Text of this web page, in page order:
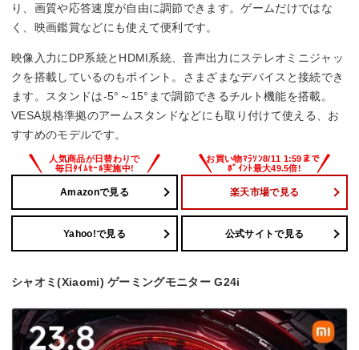
り、画質や応答速度が自由に調節できます。ゲームだけではな
く、映画鑑賞などにも使えて便利です。
映像入力にDP系統とHDMI系統、音声出力にステレオミニジャッ
クを搭載しているのもポイント。さまざまなデバイスと接続でき
ます。スタンドは-5°～15°まで調節できるチルト機能を搭載。
VESA規格準拠のアームスタンドなどにも取り付けて使える、お
すすめのモデルです。
Amazonで見る 楽天市場で見る
Yahoo!で見る 公式サイトで見る
シャオミ(Xiaomi) ゲーミングモニター G24i